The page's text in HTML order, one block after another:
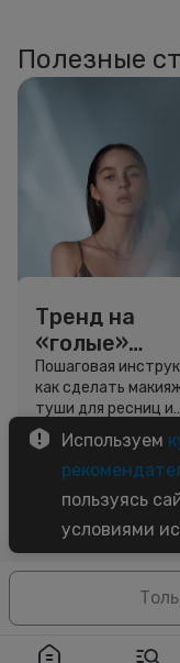
Полезные
Тренд на
«голые»
ресницы: как
выглядеть
свежо, не
используя
Пошаговая
как сделать
туши для ресниц и
звёздный образ для
вдохновения.
3 минуты
Используем
пользуясь
условиями